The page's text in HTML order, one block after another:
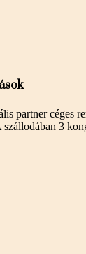
partner céges
3